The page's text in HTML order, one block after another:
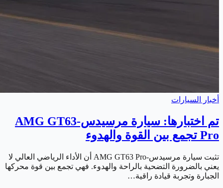
أخبار السيارات
تم اختبارها: سيارة مرسيدس-AMG GT63
Pro تجمع بين القوة والهدوء
تثبت سيارة مرسيدس-AMG GT63 Pro أن الأداء الرياضي العالي لا
يعني بالضرورة التضحية بالراحة والهدوء. فهي تجمع بين قوة محركها
الجبارة وتجربة قيادة راقية…